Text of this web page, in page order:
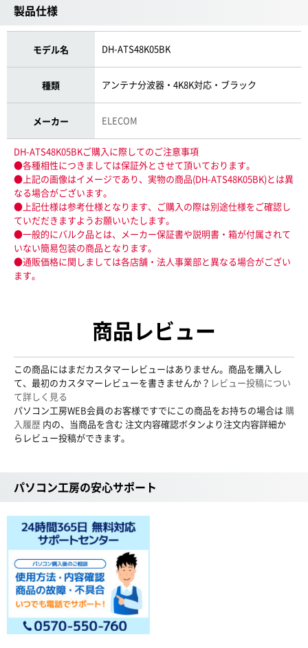
製品仕様
モデル名 DH-ATS48K05BK
種類 アンテナ分波器・4K8K対応・ブラック
メーカー ELECOM
DH-ATS48K05BKご購入に際してのご注意事項
●各種相性につきましては保証外とさせて頂いております。
●上記の画像はイメージであり、実物の商品(DH-ATS48K05BK)とは異
なる場合がございます。
●上記仕様は参考仕様となります、ご購入の際は別途仕様をご確認し
ていだだきますようお願いいたします。
●一般的にバルク品とは、メーカー保証書や説明書・箱が付属されて
いない簡易包装の商品となります。
●通販価格に関しましては各店舗・法人事業部と異なる場合がござい
ます。
商品レビュー
この商品にはまだカスタマーレビューはありません。商品を購入し
て、最初のカスタマーレビューを書きませんか？ レビュー投稿につい
て詳しく見る
パソコン工房WEB会員のお客様ですでにこの商品をお持ちの場合は 購
入履歴 内の、当商品を含む 注文内容確認ボタンより注文内容詳細か
らレビュー投稿ができます。
パソコン工房の安心サポート